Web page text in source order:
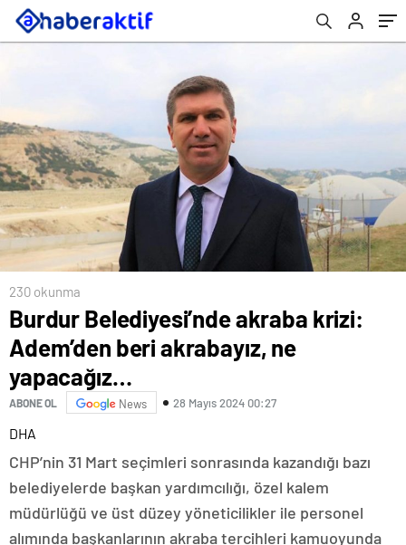
230 okunma
Burdur Belediyesi’nde akraba krizi:
Adem’den beri akrabayız, ne
yapacağız…
ABONE OL News 28 Mayıs 2024 00:27
DHA
CHP’nin 31 Mart seçimleri sonrasında kazandığı bazı
belediyelerde başkan yardımcılığı, özel kalem
müdürlüğü ve üst düzey yöneticilikler ile personel
alımında başkanlarının akraba tercihleri kamuoyunda